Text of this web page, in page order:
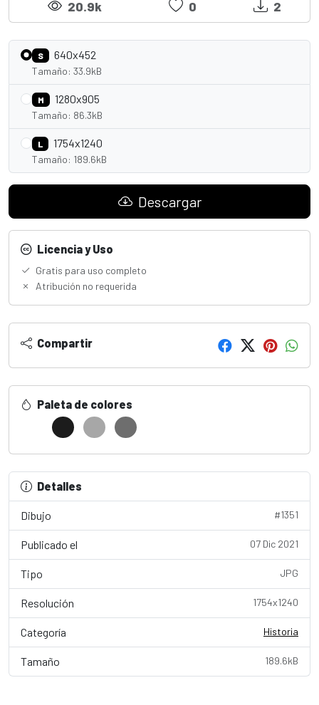
20.9k 0 2
S 640x452
Tamaño: 33.9kB
M 1280x905
Tamaño: 86.3kB
L 1754x1240
Tamaño: 189.6kB
Descargar
Licencia y Uso
Gratis para uso completo
Atribución no requerida
Compartir
Paleta de colores
Detalles
Dibujo #1351
Publicado el 07 Dic 2021
Tipo JPG
Resolución 1754x1240
Categoría Historia
Tamaño 189.6kB